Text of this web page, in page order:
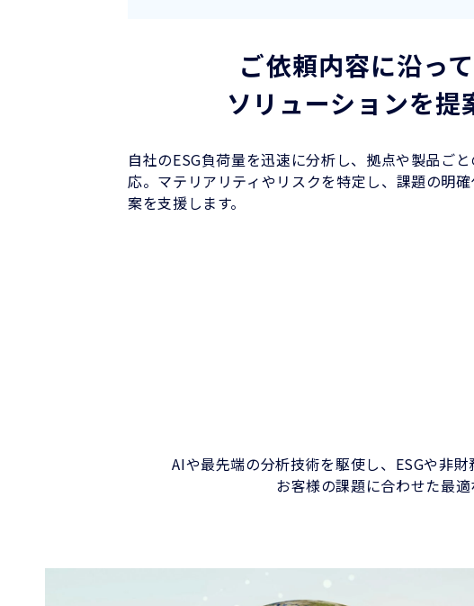
ご依頼内容に沿って
ソリューションを提
自社のESG負荷量を迅速に分析し、拠点や製品ご
応。マテリアリティやリスクを特定し、課題の明
案を支援します。
AIや最先端の分析技術を駆使し、ESGや非
お客様の課題に合わせた最